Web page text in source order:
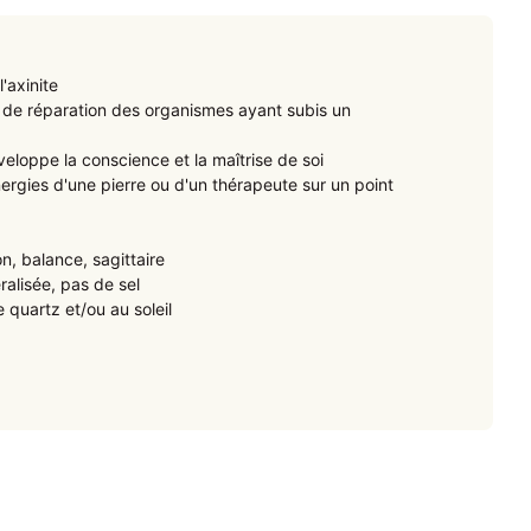
réparation des organismes ayant subis un
la conscience et la maîtrise de soi
d'une pierre ou d'un thérapeute sur un point
balance, sagittaire
pas de sel
quartz et/ou au soleil